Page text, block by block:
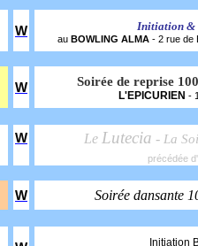
W Initiation &
auBOWLING ALMA - 2 rue de
W Soirée de reprise
L'EPICURIEN -
W Le Lutecia - La
précédée
W Soirée dansante
Initiation